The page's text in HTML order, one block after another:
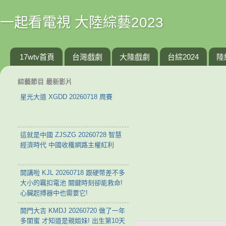
一起看電視 大陸綜藝2023
17wtv首頁 台灣戲劇 大陸戲劇 台綜2024 陸
綜藝節目 最新影片
星光大道 XGDD 20260718 周賽
這就是中國 ZJSZG 20260728 智慧
經濟時代 中國收穫網路主權紅利
開講啦 KJL 20260718 跟硬幣差不多
大小的羈扣電池 關鍵時刻卻能救命!
心臟起搏器中也需要它!
開門大吉 KMDJ 20260720 做了一年
多閨蜜 才知道是親姐妹! 出生第10天